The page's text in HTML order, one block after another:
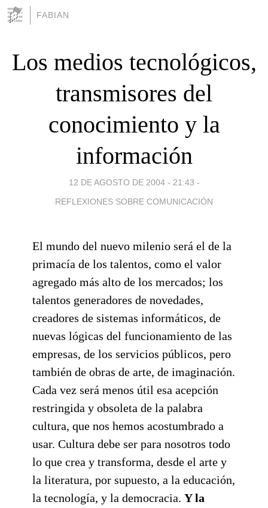
FABIAN
Los medios tecnológicos,
transmisores del
conocimiento y la
información
12 DE AGOSTO DE 2004 - 21:43 -
REFLEXIONES SOBRE COMUNICACIÓN
El mundo del nuevo milenio será el de la
primacía de los talentos, como el valor
agregado más alto de los mercados; los
talentos generadores de novedades,
creadores de sistemas informáticos, de
nuevas lógicas del funcionamiento de las
empresas, de los servicios públicos, pero
también de obras de arte, de imaginación.
Cada vez será menos útil esa acepción
restringida y obsoleta de la palabra
cultura, que nos hemos acostumbrado a
usar. Cultura debe ser para nosotros todo
lo que crea y transforma, desde el arte y
la literatura, por supuesto, a la educación,
la tecnología, y la democracia. Y la